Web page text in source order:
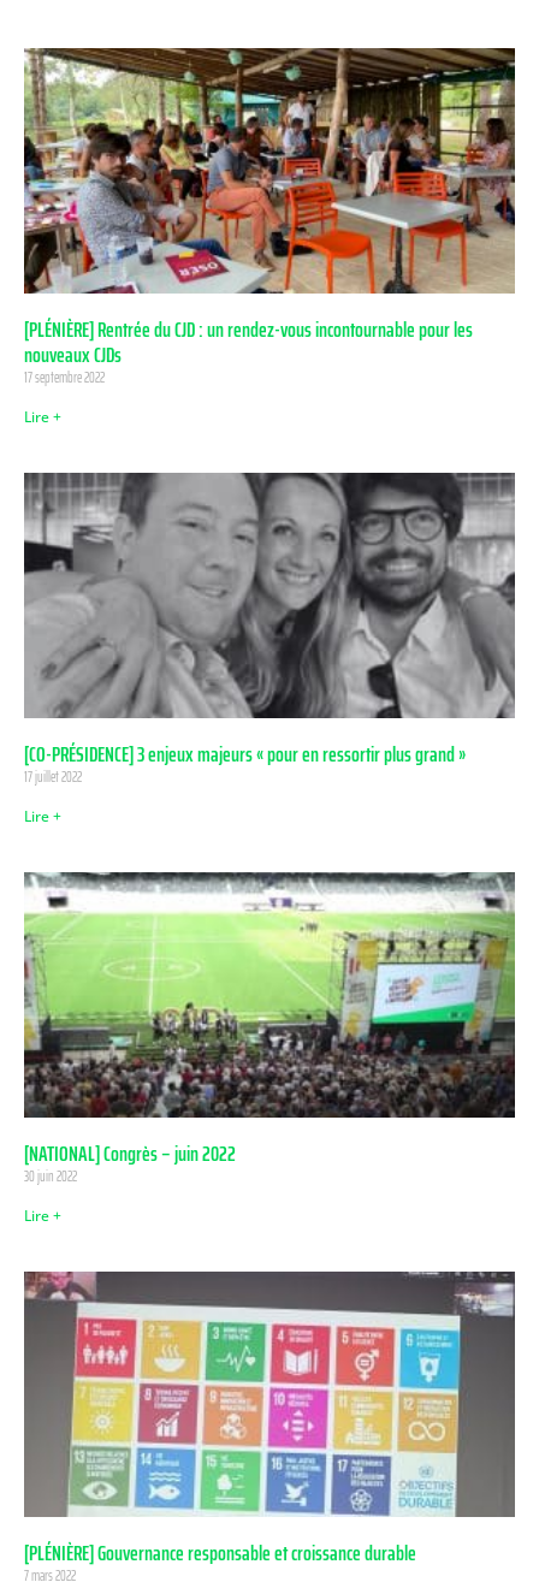
[PLÉNIÈRE] Rentrée du CJD : un rendez-vous incontournable pour les
nouveaux CJDs
17 septembre 2022
Lire +
[CO-PRÉSIDENCE] 3 enjeux majeurs « pour en ressortir plus grand »
17 juillet 2022
Lire +
[NATIONAL] Congrès – juin 2022
30 juin 2022
Lire +
[PLÉNIÈRE] Gouvernance responsable et croissance durable
7 mars 2022